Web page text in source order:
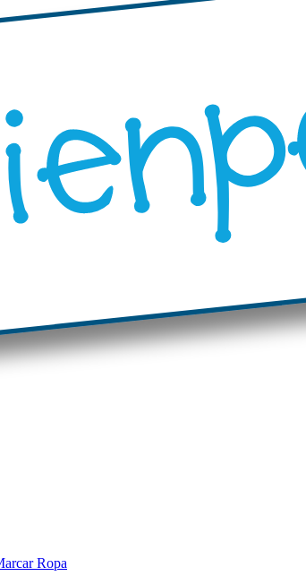
Etiquetas adhesivas con bordes ondulados
grandes
Ropa